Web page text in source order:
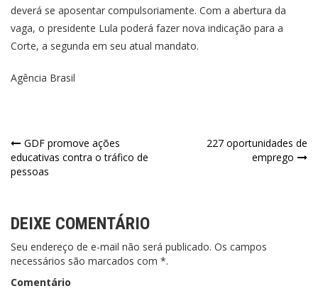
deverá se aposentar compulsoriamente. Com a abertura da
vaga, o presidente Lula poderá fazer nova indicação para a
Corte, a segunda em seu atual mandato.
Agência Brasil
GDF promove ações
educativas contra o tráfico de
pessoas
227 oportunidades de
emprego
DEIXE COMENTÁRIO
Seu endereço de e-mail não será publicado. Os campos
necessários são marcados com *.
Comentário